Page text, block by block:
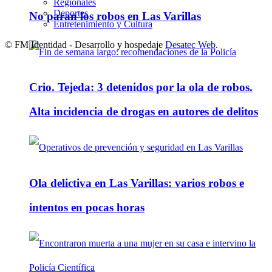
No paran los robos en Las Varillas
Crio. Tejeda: 3 detenidos por la ola de robos.
Alta incidencia de drogas en autores de delitos
Ola delictiva en Las Varillas: varios robos e
intentos en pocas horas
Regionales
Deportes
Entretenimiento y Cultura
© FM Identidad - Desarrollo y hospedaje Desatec Web.